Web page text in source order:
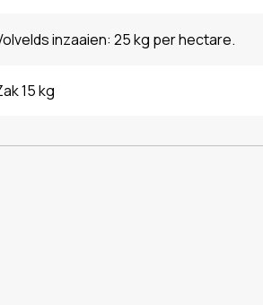
inzaaien: 25 kg per hectare.
15 kg